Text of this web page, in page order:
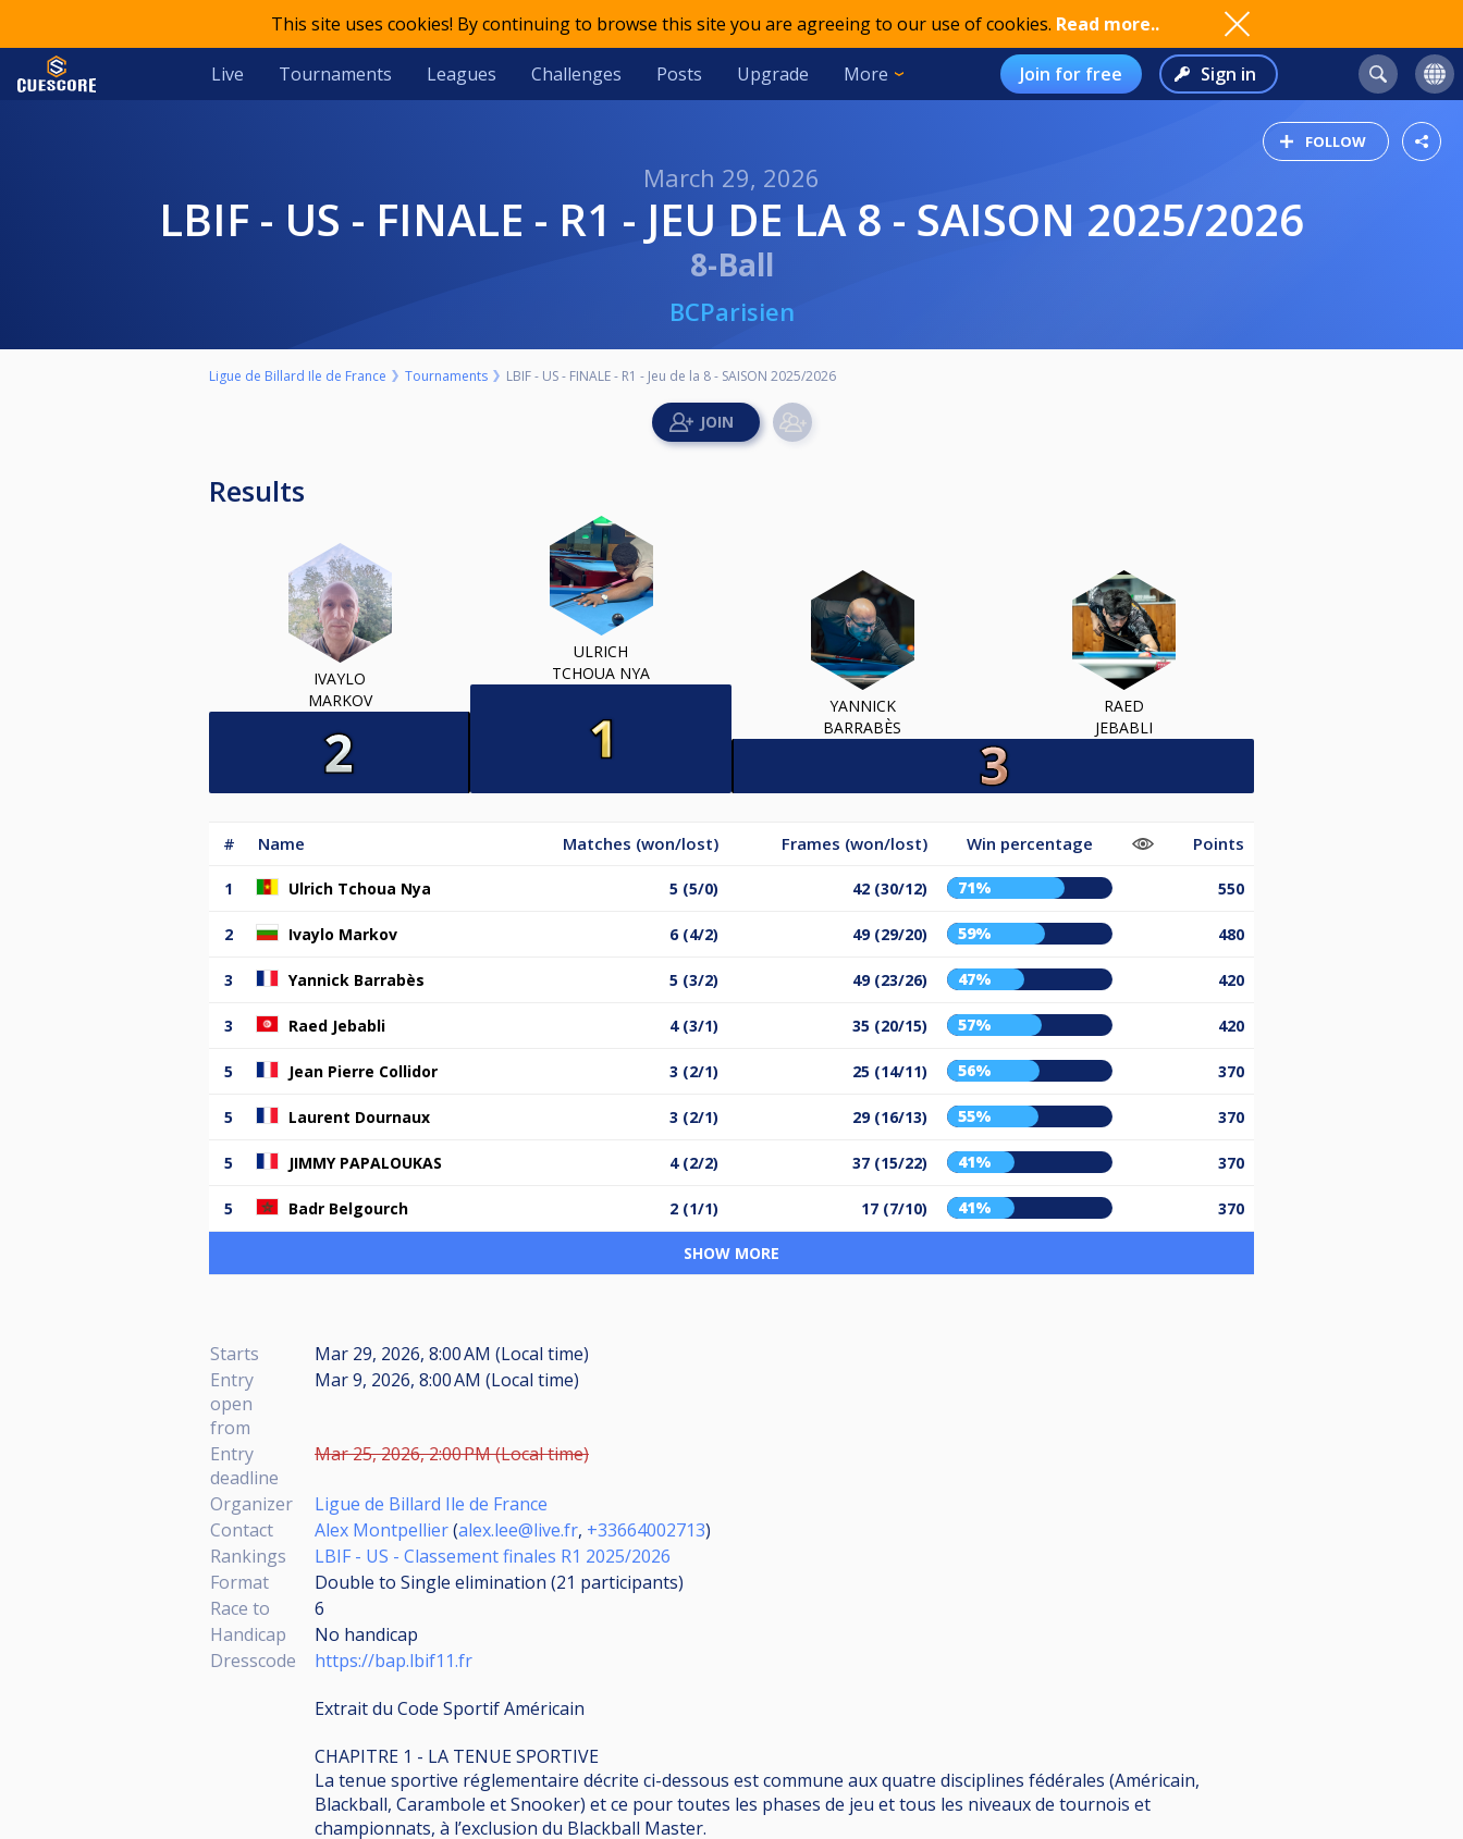
This site uses cookies! By continuing to browse this site you are agreeing to our use of cookies. Read more..
Live Tournaments Leagues Challenges Posts Upgrade More Join for free Sign in
FOLLOW
March 29, 2026
LBIF - US - FINALE - R1 - JEU DE LA 8 - SAISON 2025/2026
8-Ball
BCParisien
Ligue de Billard Ile de France Tournaments LBIF - US - FINALE - R1 - Jeu de la 8 - SAISON 2025/2026
Results
IVAYLO
MARKOV
ULRICH
TCHOUA NYA
YANNICK
BARRABÈS
RAED
JEBABLI
# Name Matches (won/lost) Frames (won/lost) Win percentage Points
1 Ulrich Tchoua Nya 5 (5/0) 42 (30/12) 71% 550
2 Ivaylo Markov 6 (4/2) 49 (29/20) 59% 480
3 Yannick Barrabès 5 (3/2) 49 (23/26) 47% 420
3 Raed Jebabli 4 (3/1) 35 (20/15) 57% 420
5 Jean Pierre Collidor 3 (2/1) 25 (14/11) 56% 370
5 Laurent Dournaux 3 (2/1) 29 (16/13) 55% 370
5 JIMMY PAPALOUKAS 4 (2/2) 37 (15/22) 41% 370
5 Badr Belgourch 2 (1/1) 17 (7/10) 41% 370
SHOW MORE
Starts
Mar 29, 2026, 8:00 AM (Local time)
Entry
open
from
Mar 9, 2026, 8:00 AM (Local time)
Entry
deadline
Mar 25, 2026, 2:00 PM (Local time)
Organizer
Ligue de Billard Ile de France
Contact
Alex Montpellier(alex.lee@live.fr, +33664002713)
Rankings
LBIF - US - Classement finales R1 2025/2026
Format
Double to Single elimination (21 participants)
Race to
6
Handicap
No handicap
Dresscode
https://bap.lbif11.fr
Extrait du Code Sportif Américain
CHAPITRE 1 - LA TENUE SPORTIVE
La tenue sportive réglementaire décrite ci-dessous est commune aux quatre disciplines fédérales (Américain,
Blackball, Carambole et Snooker) et ce pour toutes les phases de jeu et tous les niveaux de tournois et
championnats, à l’exclusion du Blackball Master.